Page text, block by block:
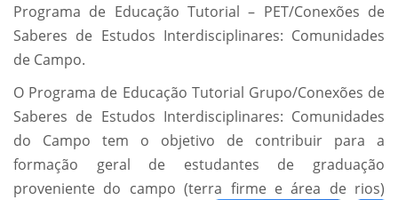
Programa de Educação Tutorial – PET/Conexões de
Saberes de Estudos Interdisciplinares: Comunidades
de Campo.
O Programa de Educação Tutorial Grupo/Conexões de
Saberes de Estudos Interdisciplinares: Comunidades
do Campo tem o objetivo de contribuir para a
formação geral de estudantes de graduação
proveniente do campo (terra firme e área de rios)